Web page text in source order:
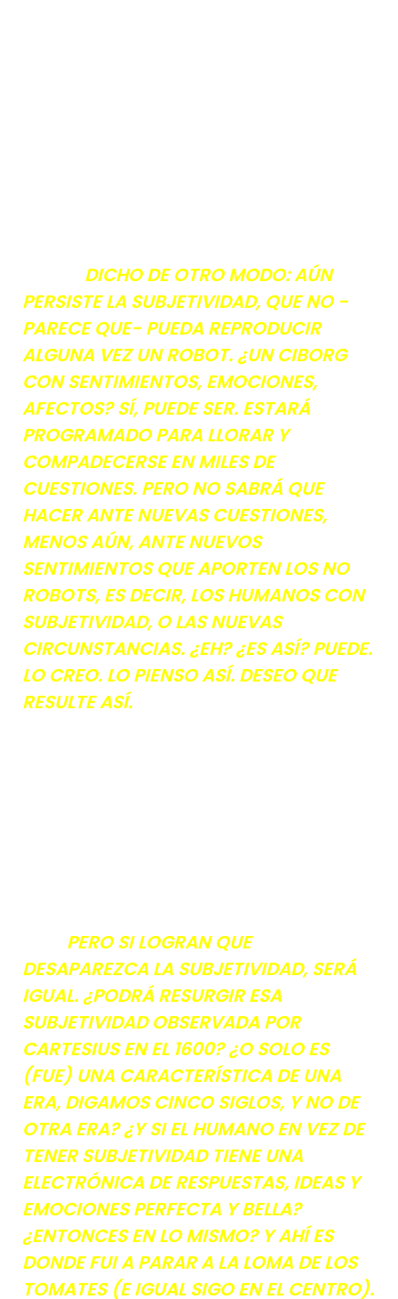
DICHO DE OTRO MODO: AÚN
PERSISTE LA SUBJETIVIDAD, QUE NO -
PARECE QUE- PUEDA REPRODUCIR
ALGUNA VEZ UN ROBOT. ¿UN CIBORG
CON SENTIMIENTOS, EMOCIONES,
AFECTOS? SÍ, PUEDE SER. ESTARÁ
PROGRAMADO PARA LLORAR Y
COMPADECERSE EN MILES DE
CUESTIONES. PERO NO SABRÁ QUE
HACER ANTE NUEVAS CUESTIONES,
MENOS AÚN, ANTE NUEVOS
SENTIMIENTOS QUE APORTEN LOS NO
ROBOTS, ES DECIR, LOS HUMANOS CON
SUBJETIVIDAD, O LAS NUEVAS
CIRCUNSTANCIAS. ¿EH? ¿ES ASÍ? PUEDE.
LO CREO. LO PIENSO ASÍ. DESEO QUE
RESULTE ASÍ.
PERO SI LOGRAN QUE
DESAPAREZCA LA SUBJETIVIDAD, SERÁ
IGUAL. ¿PODRÁ RESURGIR ESA
SUBJETIVIDAD OBSERVADA POR
CARTESIUS EN EL 1600? ¿O SOLO ES
(FUE) UNA CARACTERÍSTICA DE UNA
ERA, DIGAMOS CINCO SIGLOS, Y NO DE
OTRA ERA? ¿Y SI EL HUMANO EN VEZ DE
TENER SUBJETIVIDAD TIENE UNA
ELECTRÓNICA DE RESPUESTAS, IDEAS Y
EMOCIONES PERFECTA Y BELLA?
¿ENTONCES EN LO MISMO? Y AHÍ ES
DONDE FUI A PARAR A LA LOMA DE LOS
TOMATES (E IGUAL SIGO EN EL CENTRO).